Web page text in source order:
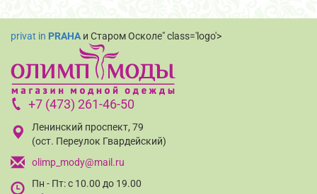
privat in PRAHA и Старом Осколе" class='logo'>
+7 (473) 261-46-50
Ленинский проспект, 79
(ост. Переулок Гвардейский)
olimp_mody@mail.ru
Пн - Пт: с 10.00 до 19.00